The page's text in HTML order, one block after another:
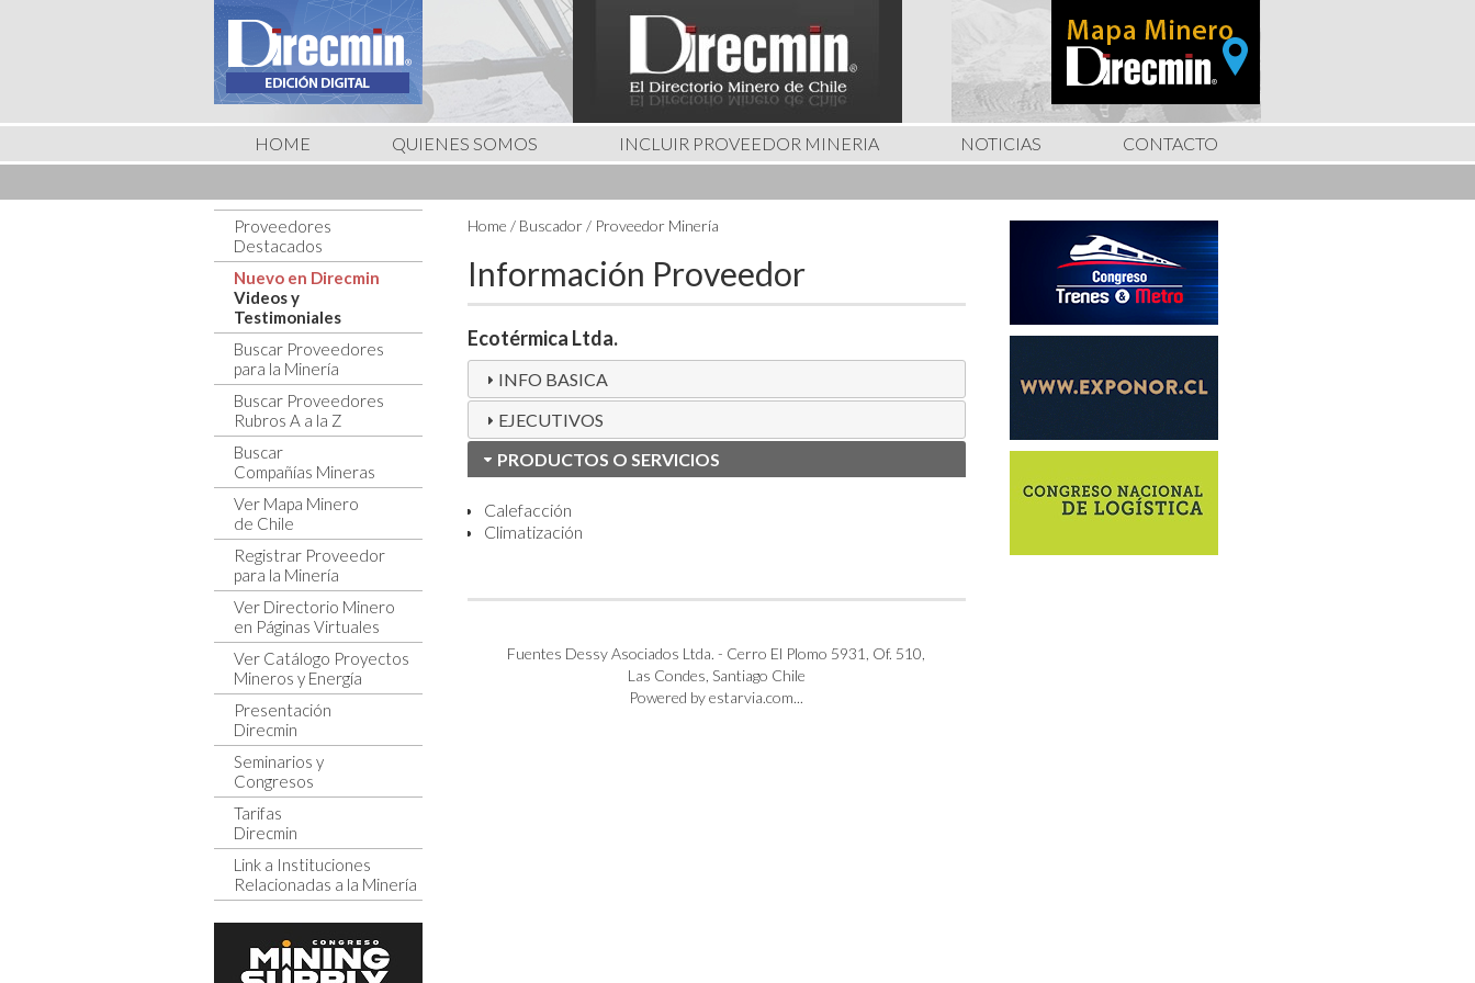
HOME QUIENES SOMOS INCLUIR PROVEEDOR MINERIA NOTICIAS CONTACTO
Proveedores
Destacados
Nuevo en Direcmin
Videos y
Testimoniales
Buscar Proveedores
para la Minería
Buscar Proveedores
Rubros A a la Z
Buscar
Compañías Mineras
Ver Mapa Minero
de Chile
Registrar Proveedor
para la Minería
Ver Directorio Minero
en Páginas Virtuales
Ver Catálogo Proyectos
Mineros y Energía
Presentación
Direcmin
Seminarios y
Congresos
Tarifas
Direcmin
Link a Instituciones
Relacionadas a la Minería
Home / Buscador / Proveedor Minería
Información Proveedor
Ecotérmica Ltda.
INFO BASICA
EJECUTIVOS
PRODUCTOS O SERVICIOS
Calefacción
Climatización
Fuentes Dessy Asociados Ltda. - Cerro El Plomo 5931, Of. 510,
Las Condes, Santiago Chile
Powered by estarvia.com...